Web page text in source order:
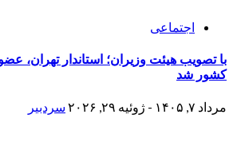
اجتماعی
با تصویب هیئت وزیران؛ استاندار تهران،
کشور شد
مرداد ۷, ۱۴۰۵ - ژوئیه ۲۹, ۲۰۲۶ سردبیر